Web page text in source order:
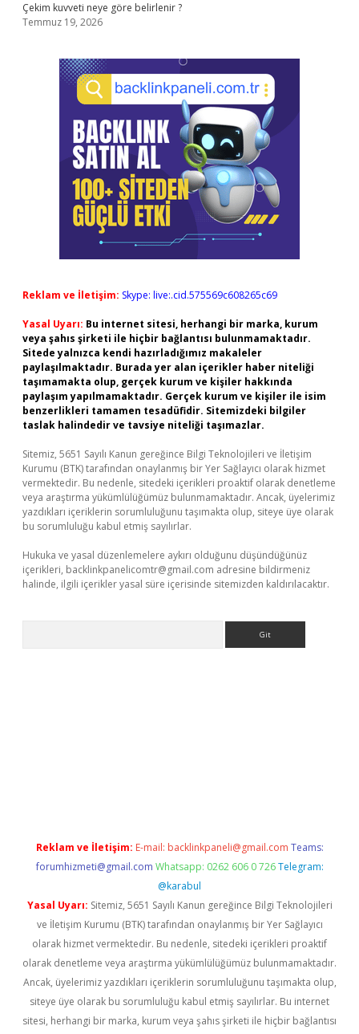
Çekim kuvveti neye göre belirlenir ?
Temmuz 19, 2026
Reklam ve İletişim: Skype: live:.cid.575569c608265c69
Yasal Uyarı: Bu internet sitesi, herhangi bir marka, kurum
veya şahıs şirketi ile hiçbir bağlantısı bulunmamaktadır.
Sitede yalnızca kendi hazırladığımız makaleler
paylaşılmaktadır. Burada yer alan içerikler haber niteliği
taşımamakta olup, gerçek kurum ve kişiler hakkında
paylaşım yapılmamaktadır. Gerçek kurum ve kişiler ile isim
benzerlikleri tamamen tesadüfidir. Sitemizdeki bilgiler
taslak halindedir ve tavsiye niteliği taşımazlar.
Sitemiz, 5651 Sayılı Kanun gereğince Bilgi Teknolojileri ve İletişim
Kurumu (BTK) tarafından onaylanmış bir Yer Sağlayıcı olarak hizmet
vermektedir. Bu nedenle, sitedeki içerikleri proaktif olarak denetleme
veya araştırma yükümlülüğümüz bulunmamaktadır. Ancak, üyelerimiz
yazdıkları içeriklerin sorumluluğunu taşımakta olup, siteye üye olarak
bu sorumluluğu kabul etmiş sayılırlar.
Hukuka ve yasal düzenlemelere aykırı olduğunu düşündüğünüz
içerikleri, backlinkpanelicomtr@gmail.com adresine bildirmeniz
halinde, ilgili içerikler yasal süre içerisinde sitemizden kaldırılacaktır.
Reklam ve İletişim: E-mail: backlinkpaneli@gmail.com Teams:
forumhizmeti@gmail.com Whatsapp: 0262 606 0 726 Telegram:
@karabul
Yasal Uyarı: Sitemiz, 5651 Sayılı Kanun gereğince Bilgi Teknolojileri
ve İletişim Kurumu (BTK) tarafından onaylanmış bir Yer Sağlayıcı
olarak hizmet vermektedir. Bu nedenle, sitedeki içerikleri proaktif
olarak denetleme veya araştırma yükümlülüğümüz bulunmamaktadır.
Ancak, üyelerimiz yazdıkları içeriklerin sorumluluğunu taşımakta olup,
siteye üye olarak bu sorumluluğu kabul etmiş sayılırlar. Bu internet
sitesi, herhangi bir marka, kurum veya şahıs şirketi ile hiçbir bağlantısı